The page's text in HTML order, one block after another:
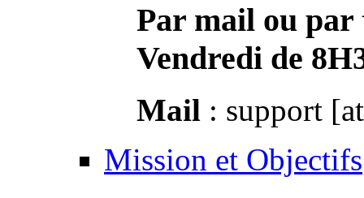
Par mail ou par
Vendredi de
Mail : support
Mission et Objectifs